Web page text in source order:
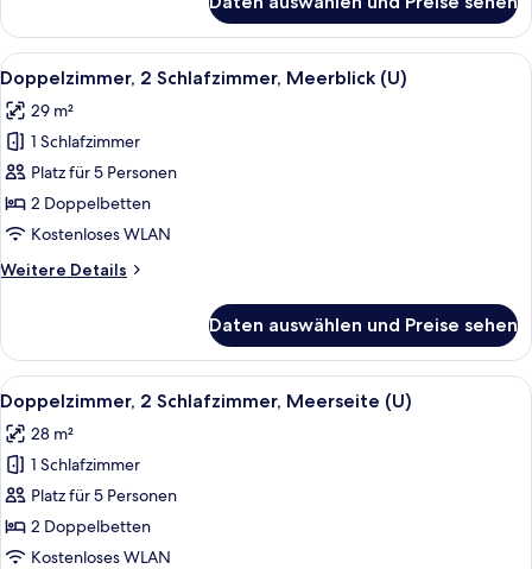
2 Schlafzimmer,
Gartenblick
(U)
Alle
Fotos
für
Doppelzimmer,
2 Schlafzimmer,
Meerblick
(U)
Ein Hotelzimmer mit einem großen
5
Doppelzimmer, 2 Schlafzimmer, Meerblick (U)
29 m²
1 Schlafzimmer
Platz für 5 Personen
2 Doppelbetten
Kostenloses WLAN
Weitere Details
Weitere
2 Schlafzimmer,
Meerblick
(U)
Daten auswählen und Preise sehen
Alle
Fotos
für
Doppelzimmer,
2 Schlafzimmer,
Meerseite
(U)
Ein Hotelzimmer mit einem großen
7
Doppelzimmer, 2 Schlafzimmer, Meerseite (U)
28 m²
1 Schlafzimmer
Platz für 5 Personen
2 Doppelbetten
Kostenloses WLAN